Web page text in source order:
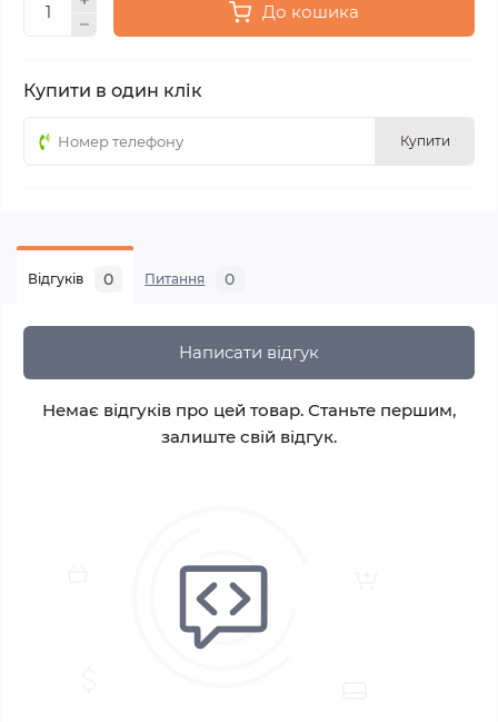
До кошика
Купити в один клік
Купити
Відгуків 0 Питання 0
Написати відгук
Немає відгуків про цей товар. Станьте першим,
залиште свій відгук.